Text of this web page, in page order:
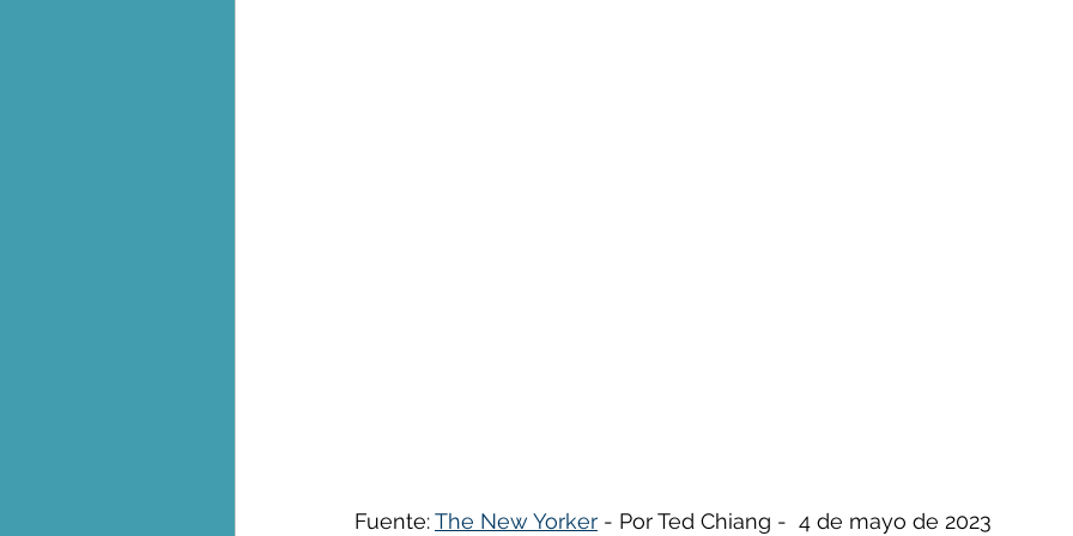
Eventos extremos e impactos Filosofía - Sociología Geoingeniería
Fuente: The New Yorker - Por Ted Chiang -  4 de mayo de 2023